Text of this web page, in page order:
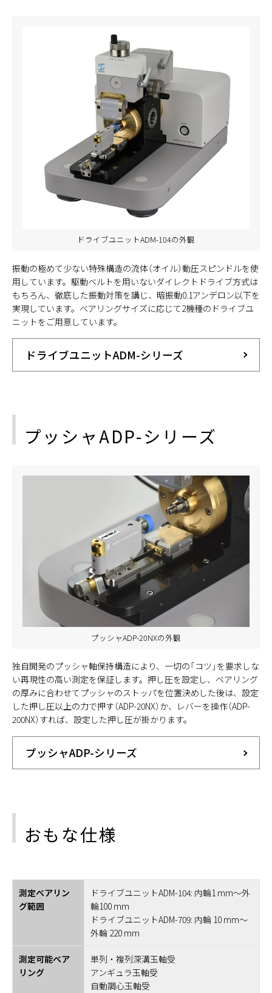
ドライブユニットADM-104の外観
振動の極めて少ない特殊構造の流体（オイル）動圧スピンドルを使
用しています。駆動ベルトを用いないダイレクトドライブ方式は
もちろん、徹底した振動対策を講じ、暗振動0.1アンデロン以下を
実現しています。ベアリングサイズに応じて2機種のドライブユ
ニットをご用意しています。
ドライブユニットADM-シリーズ
プッシャADP-シリーズ
プッシャADP-20NXの外観
独自開発のプッシャ軸保持構造により、一切の「コツ」を要求しな
い再現性の高い測定を保証します。押し圧を設定し、ベアリング
の厚みに合わせてプッシャのストッパを位置決めした後は、設定
した押し圧以上の力で押す（ADP-20NX）か、レバーを操作（ADP-
200NX）すれば、設定した押し圧が掛かります。
プッシャADP-シリーズ
おもな仕様
測定ベアリン
グ範囲
ドライブユニットADM-104: 内輪1 mm～外
輪100 mm
ドライブユニットADM-709: 内輪 10 mm～
外輪 220 mm
測定可能ベア
リング
単列・複列深溝玉軸受
アンギュラ玉軸受
自動調心玉軸受